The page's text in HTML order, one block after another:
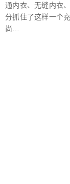
通内衣、无缝内衣
分抓住了这样一个
尚…